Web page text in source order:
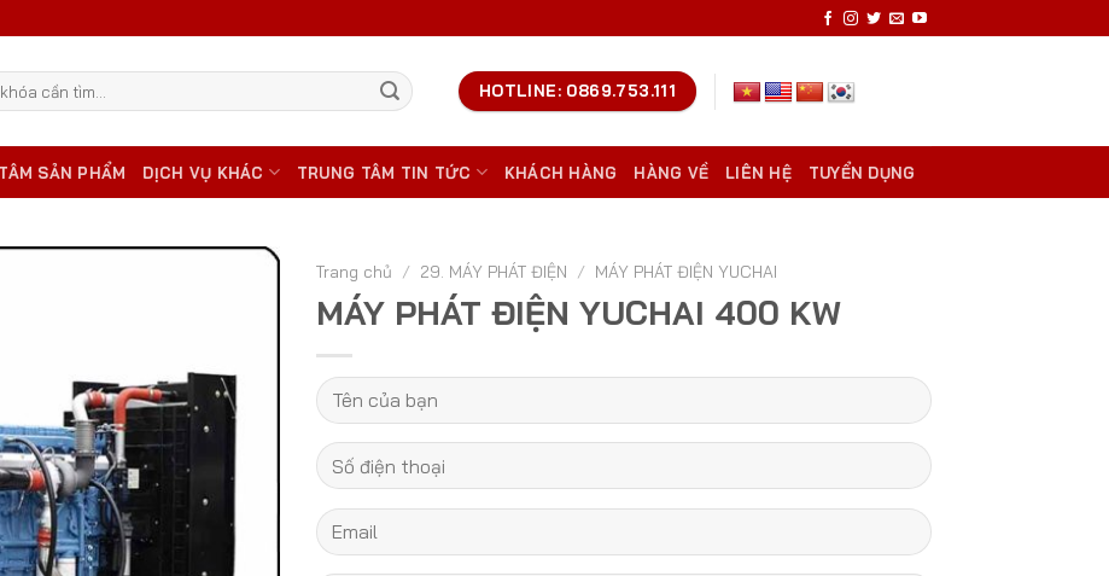
HOTLINE: 0869.753.111
SẢN PHẨM DỊCH VỤ KHÁC TRUNG TÂM TIN TỨC KHÁCH HÀNG HÀNG VỀ LIÊN HỆ TUYỂN DỤNG
Trang chủ / 29. MÁY PHÁT ĐIỆN / MÁY PHÁT ĐIỆN YUCHAI
MÁY PHÁT ĐIỆN YUCHAI 400 KW